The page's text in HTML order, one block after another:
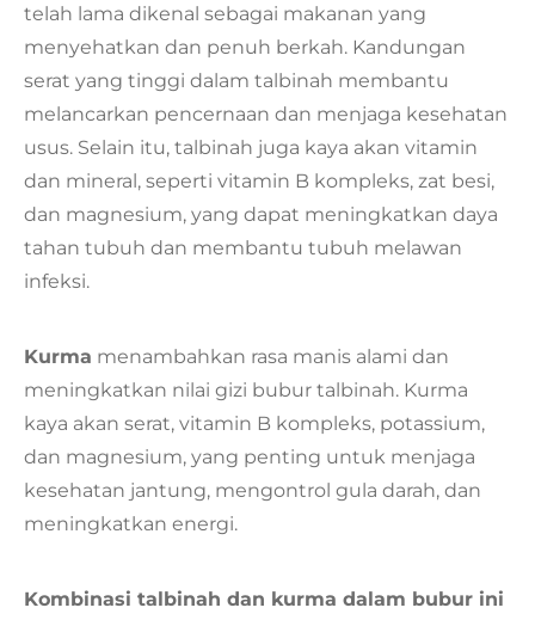
telah lama dikenal sebagai makanan yang
menyehatkan dan penuh berkah. Kandungan
serat yang tinggi dalam talbinah membantu
melancarkan pencernaan dan menjaga kesehatan
usus. Selain itu, talbinah juga kaya akan vitamin
dan mineral, seperti vitamin B kompleks, zat besi,
dan magnesium, yang dapat meningkatkan daya
tahan tubuh dan membantu tubuh melawan
infeksi.
Kurma menambahkan rasa manis alami dan
meningkatkan nilai gizi bubur talbinah. Kurma
kaya akan serat, vitamin B kompleks, potassium,
dan magnesium, yang penting untuk menjaga
kesehatan jantung, mengontrol gula darah, dan
meningkatkan energi.
Kombinasi talbinah dan kurma dalam bubur ini